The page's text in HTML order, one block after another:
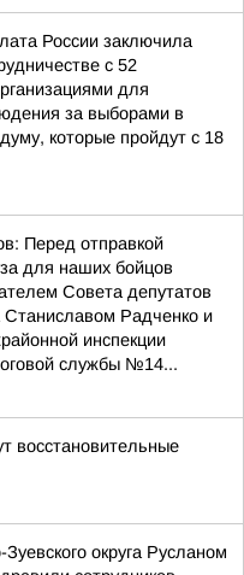
России заключила
с 52
для
за выборами в
которые пройдут с 18
Перед отправкой
для наших бойцов
Совета депутатов
Станиславом Радченко и
инспекции
службы №14...
восстановительные
округа Русланом